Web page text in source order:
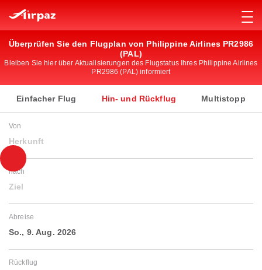
Überprüfen Sie den Flugplan von Philippine Airlines PR2986
(PAL)
Bleiben Sie hier über Aktualisierungen des Flugstatus Ihres Philippine Airlines
PR2986 (PAL) informiert
Einfacher Flug Hin- und Rückflug Multistopp
Von
Herkunft
nach
Ziel
Abreise
So., 9. Aug. 2026
Rückflug